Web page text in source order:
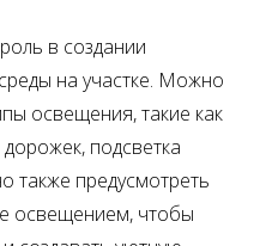
в создании
на участке. Можно
освещения, такие как
подсветка
также предусмотреть
освещением, чтобы